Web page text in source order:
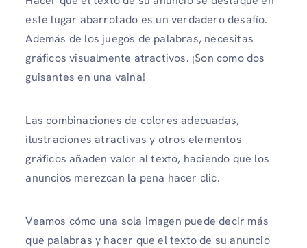
este lugar abarrotado es un verdadero desafío.
Además de los juegos de palabras, necesitas
gráficos visualmente atractivos. ¡Son como dos
guisantes en una vaina!
Las combinaciones de colores adecuadas,
ilustraciones atractivas y otros elementos
gráficos añaden valor al texto, haciendo que los
anuncios merezcan la pena hacer clic.
Veamos cómo una sola imagen puede decir más
que palabras y hacer que el texto de su anuncio